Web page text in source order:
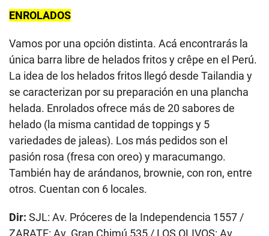
ENROLADOS
Vamos por una opción distinta. Acá encontrarás la
única barra libre de helados fritos y crêpe en el Perú.
La idea de los helados fritos llegó desde Tailandia y
se caracterizan por su preparación en una plancha
helada. Enrolados ofrece más de 20 sabores de
helado (la misma cantidad de toppings y 5
variedades de jaleas). Los más pedidos son el
pasión rosa (fresa con oreo) y maracumango.
También hay de arándanos, brownie, con ron, entre
otros. Cuentan con 6 locales.
Dir: SJL: Av. Próceres de la Independencia 1557 /
ZARATE: Av. Gran Chimú 535 / LOS OLIVOS: Av.